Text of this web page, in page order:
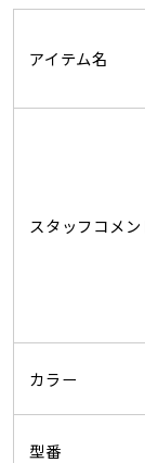
アイテム名
スタッフコメン
カラー
型番